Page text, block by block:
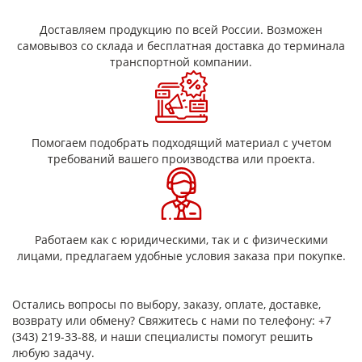
Термоусадочные трубки с клеевым слоем.
Специальный клей плавится при нагревании,
обеспечивая герметичное соединение и защиту от
влаги клемм, не обладает подавлением горения.
Трубки с усиленной стенкой. Они имеют усиленную
структуру, что делает их подходящими для
агрессивной среды.
Каждый тип термоусадочных трубок предназначен для
разных условий эксплуатации и зависит от конкретных целей
Преимущества термоусадочных трубок
термоусадочных трубок усаживаться под
воздействием тепла, их легко устанавливать на
промышленных приборов.
Широкий диапазон применения: они подходят для
использования как в бытовых условиях, так и при
профессиональном монтаже электрооборудования.
Доставляем продукцию по всей России. Возможен
самовывоз со склада и бесплатная доставка до терминала
транспортной компании.
Помогаем подобрать подходящий материал с учетом
требований вашего производства или проекта.
Работаем как с юридическими, так и с физическими
лицами, предлагаем удобные условия заказа при покупке.
Остались вопросы по выбору, заказу, оплате, доставке,
возврату или обмену? Свяжитесь с нами по телефону: +7
(343) 219-33-88, и наши специалисты помогут решить
любую задачу.